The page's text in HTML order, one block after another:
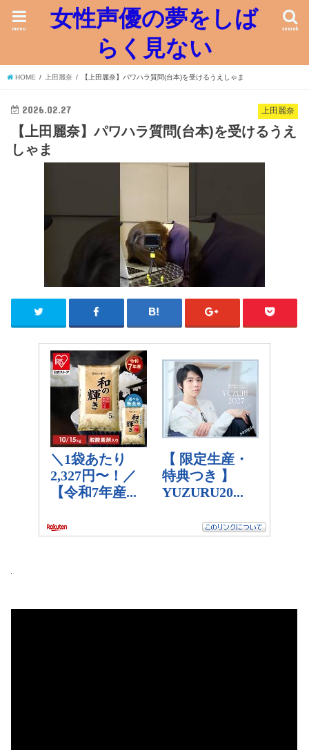
女性声優の夢をしば
らく見ない
search
menu
HOME 上田麗奈 【上田麗奈】パワハラ質問(台本)を受けるうえしゃま
上田麗奈
2026.02.27
【上田麗奈】パワハラ質問(台本)を受けるうえ
しゃま